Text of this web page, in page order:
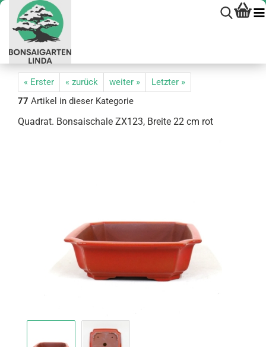
« Erster « zurück weiter »
Letzter »
77 Artikel in dieser Kategorie
Qua­drat. Bon­sai­scha­le ZX123, Brei­te 22 cm rot